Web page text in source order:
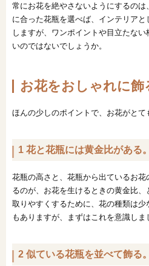
常にお花を絶やさないようにするの
に合った花瓶を選べば、インテリア
しますが、ワンポイントや目立たな
いのではないでしょうか。
お花をおしゃれに飾
ほんの少しのポイントで、お花がとて
1 花と花瓶には黄金比がある。
花瓶の高さと、花瓶から出ているお
るのが、お花を生けるときの黄金比
取りやすくするために、花の種類は
もありますが、まずはこれを意識しま
2 似ている花瓶を並べて飾る。